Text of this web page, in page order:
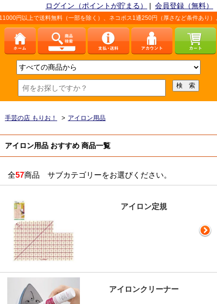
ログイン（ポイントが貯まる） | 会員登録（無料）
無料（一部を除く）、ネコポス1通250円（厚さなど条件あり）。詳しくは、
手芸の店 もりお！ > アイロン用品
アイロン用品 おすすめ 商品一覧
全57商品 サブカテゴリーをお選びください。
アイロン定規
アイロンクリーナー